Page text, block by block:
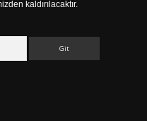
kaldırılacaktır.